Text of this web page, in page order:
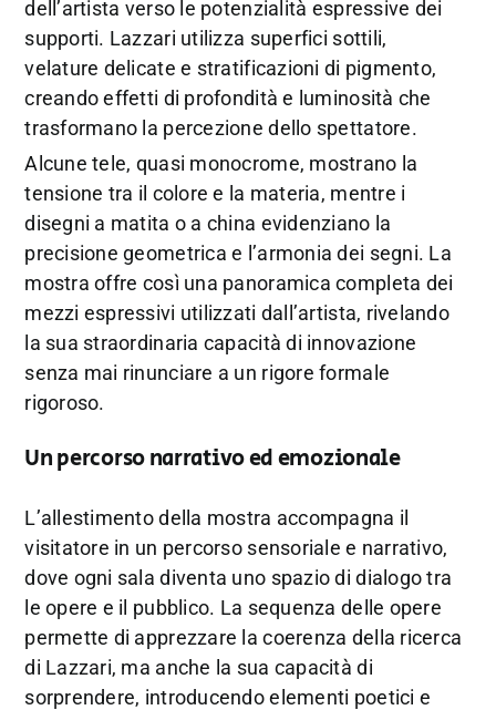
dell’artista verso le potenzialità espressive dei
supporti. Lazzari utilizza superfici sottili,
velature delicate e stratificazioni di pigmento,
creando effetti di profondità e luminosità che
trasformano la percezione dello spettatore.
Alcune tele, quasi monocrome, mostrano la
tensione tra il colore e la materia, mentre i
disegni a matita o a china evidenziano la
precisione geometrica e l’armonia dei segni. La
mostra offre così una panoramica completa dei
mezzi espressivi utilizzati dall’artista, rivelando
la sua straordinaria capacità di innovazione
senza mai rinunciare a un rigore formale
rigoroso.
Un percorso narrativo ed emozionale
L’allestimento della mostra accompagna il
visitatore in un percorso sensoriale e narrativo,
dove ogni sala diventa uno spazio di dialogo tra
le opere e il pubblico. La sequenza delle opere
permette di apprezzare la coerenza della ricerca
di Lazzari, ma anche la sua capacità di
sorprendere, introducendo elementi poetici e